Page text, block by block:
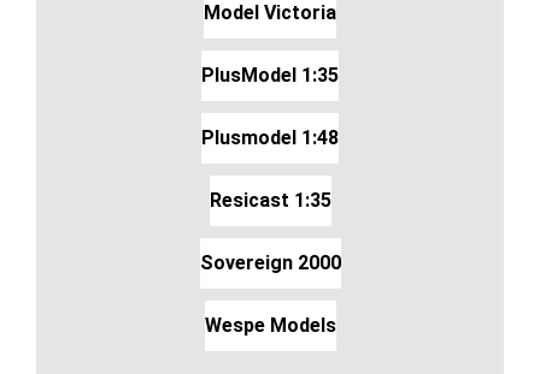
Model Victoria
PlusModel 1:35
Plusmodel 1:48
Resicast 1:35
Sovereign 2000
Wespe Models